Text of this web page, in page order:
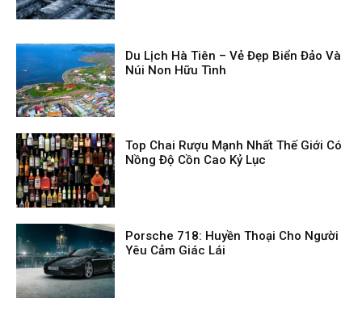
Du Lịch Hà Tiên – Vẻ Đẹp Biển Đảo Và
Núi Non Hữu Tình
Top Chai Rượu Mạnh Nhất Thế Giới Có
Nồng Độ Cồn Cao Kỷ Lục
Porsche 718: Huyền Thoại Cho Người
Yêu Cảm Giác Lái